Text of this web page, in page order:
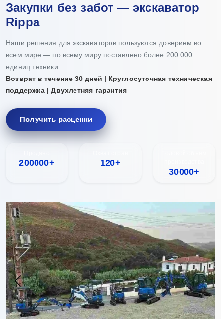
Закупки без забот — экскаватор
Rippa
Наши решения для экскаваторов пользуются доверием во
всем мире — по всему миру поставлено более 200 000
единиц техники.
Возврат в течение 30 дней | Круглосуточная техническая
поддержка | Двухлетняя гарантия
Получить расценки
200000+ 120+
30000+